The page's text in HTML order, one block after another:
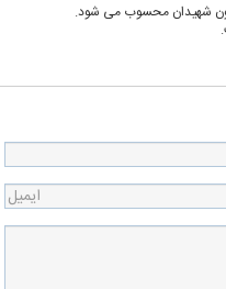
خون شهیدان محسوب می شود.
علاقه برخی افراد به فال و طالع‌بینی